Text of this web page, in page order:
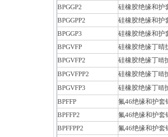
BPGGP2
硅橡胶绝缘和护
BPGGPP2
硅橡胶绝缘和护
BPGGP3
硅橡胶绝缘和护
BPGVFP
硅橡胶绝缘丁晴
BPGVFP2
硅橡胶绝缘丁晴
BPGVFPP2
硅橡胶绝缘丁晴
BPGVFP3
硅橡胶绝缘丁晴
BPFFP
氟46绝缘和护套
BPFFP2
氟46绝缘和护套
BPFFPP2
氟46绝缘和护套